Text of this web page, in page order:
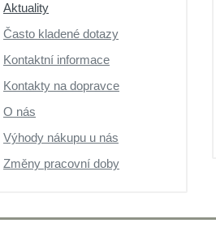
Výprodej
Aktuality
Často kladené dotazy
Kontaktní informace
Kontakty na dopravce
O nás
Výhody nákupu u nás
Změny pracovní doby